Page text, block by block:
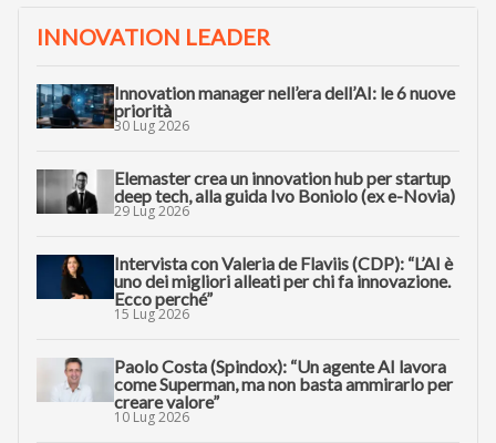
INNOVATION LEADER
Innovation manager nell’era dell’AI: le 6 nuove
priorità
30 Lug 2026
Elemaster crea un innovation hub per startup
deep tech, alla guida Ivo Boniolo (ex e-Novia)
29 Lug 2026
Intervista con Valeria de Flaviis (CDP): “L’AI è
uno dei migliori alleati per chi fa innovazione.
Ecco perché”
15 Lug 2026
Paolo Costa (Spindox): “Un agente AI lavora
come Superman, ma non basta ammirarlo per
creare valore”
10 Lug 2026